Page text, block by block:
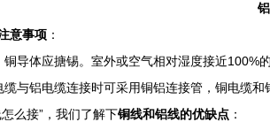
意事项 ：
体应搪锡。室外或空气相对湿度接近100%
铝电缆连接时可采用铜铝连接管，铜电缆和
么接”，我们了解下铜线和铝线的优缺点 ：